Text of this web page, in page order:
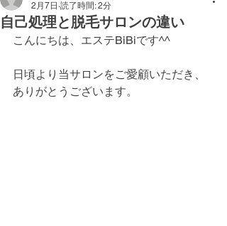
自己処理と脱毛サロンの違い
2月7日 読了時間: 2分
こんにちは、エステBiBiです^^
日頃より当サロンをご愛顧いただき、
ありがとうございます。